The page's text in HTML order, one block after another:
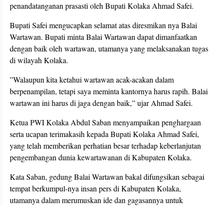
penandatanganan prasasti oleh Bupati Kolaka Ahmad Safei.
Bupati Safei mengucapkan selamat atas diresmikan nya Balai
Wartawan. Bupati minta Balai Wartawan dapat dimanfaatkan
dengan baik oleh wartawan, utamanya yang melaksanakan tugas
di wilayah Kolaka.
”Walaupun kita ketahui wartawan acak-acakan dalam
berpenampilan, tetapi saya meminta kantornya harus rapih. Balai
wartawan ini harus di jaga dengan baik,” ujar Ahmad Safei.
Ketua PWI Kolaka Abdul Saban menyampaikan penghargaan
serta ucapan terimakasih kepada Bupati Kolaka Ahmad Safei,
yang telah memberikan perhatian besar terhadap keberlanjutan
pengembangan dunia kewartawanan di Kabupaten Kolaka.
Kata Saban, gedung Balai Wartawan bakal difungsikan sebagai
tempat berkumpul-nya insan pers di Kabupaten Kolaka,
utamanya dalam merumuskan ide dan gagasannya untuk